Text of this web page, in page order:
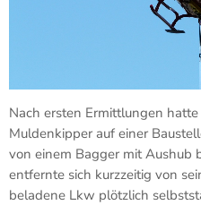
Nach ersten Ermittlungen
Muldenkipper auf einer
von einem Bagger mit Aushub
entfernte sich kurzzeitig von
beladene Lkw plötzlich